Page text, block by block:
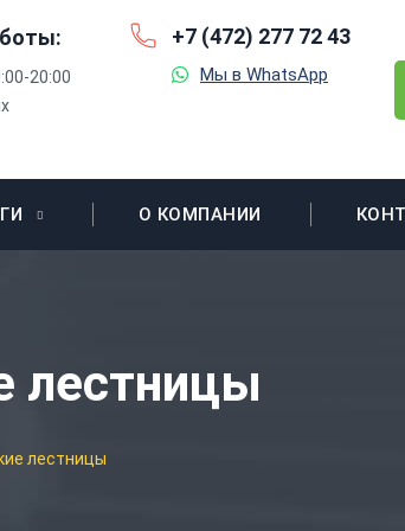
20:00
+7 (472) 277 72 43
Мы в WhatsApp
О КОМПАНИИ
лестницы
лестницы